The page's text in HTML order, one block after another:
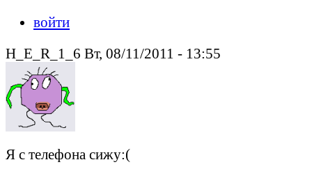
войти
H_E_R_1_6 Вт, 08/11/2011 - 13:55
Я с телефона сижу:(